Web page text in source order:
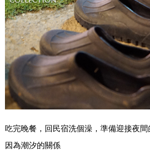
吃完晚餐，回民宿洗個澡，準備迎接夜
因為潮汐的關係